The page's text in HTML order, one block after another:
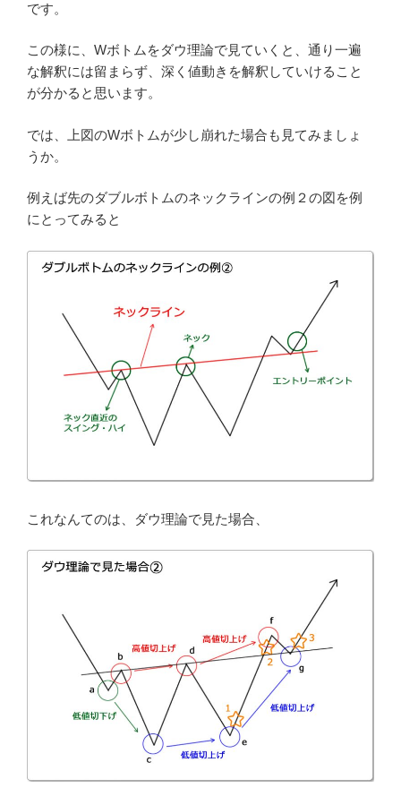
です。
この様に、Wボトムをダウ理論で見ていくと、通り一遍
な解釈には留まらず、深く値動きを解釈していけること
が分かると思います。
では、上図のWボトムが少し崩れた場合も見てみましょ
うか。
例えば先のダブルボトムのネックラインの例２の図を例
にとってみると
これなんてのは、ダウ理論で見た場合、